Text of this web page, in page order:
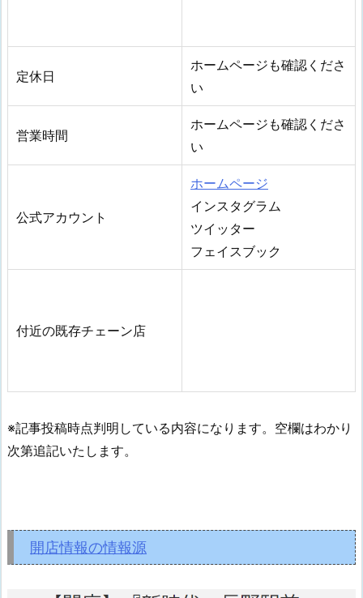
定休日
ホームページも確認くださ
い
営業時間
ホームページも確認くださ
い
公式アカウント
ホームページ
インスタグラム
ツイッター
フェイスブック
付近の既存チェーン店
※記事投稿時点判明している内容になります。空欄はわかり
次第追記いたします。
開店情報の情報源